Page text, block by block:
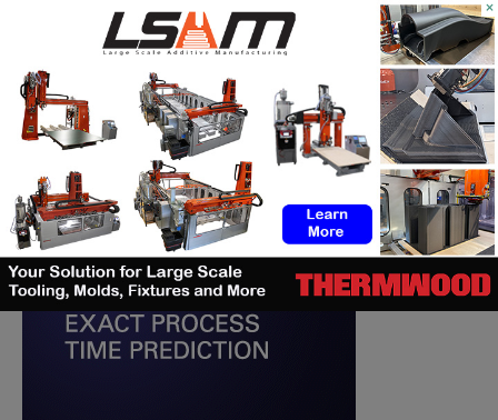
RECHERCHE ×